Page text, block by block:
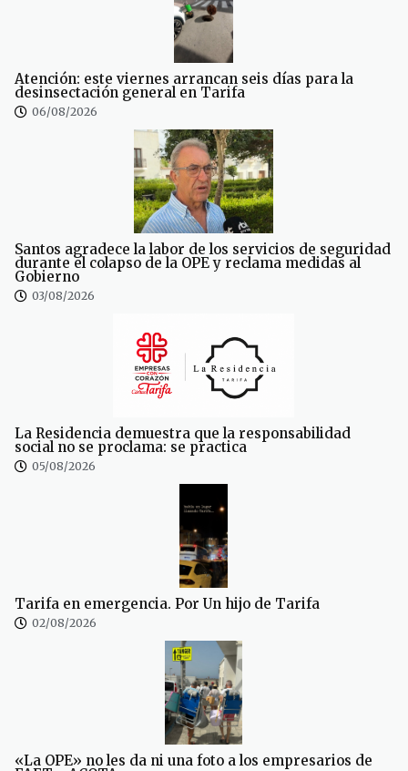
Atención: este viernes arrancan seis días para la
desinsectación general en Tarifa
06/08/2026
Santos agradece la labor de los servicios de seguridad
durante el colapso de la OPE y reclama medidas al
Gobierno
03/08/2026
La Residencia demuestra que la responsabilidad
social no se proclama: se practica
05/08/2026
Tarifa en emergencia. Por Un hijo de Tarifa
02/08/2026
«La OPE» no les da ni una foto a los empresarios de